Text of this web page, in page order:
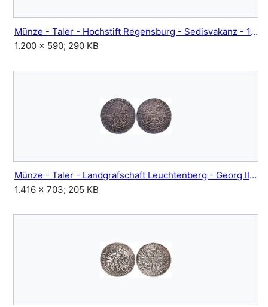
Münze - Taler - Hochstift Regensburg - Sedisvakanz - 1787.jpg
1.200 × 590; 290 KB
Münze - Taler - Landgrafschaft Leuchtenberg - Georg III - 1547.jpg
1.416 × 703; 205 KB